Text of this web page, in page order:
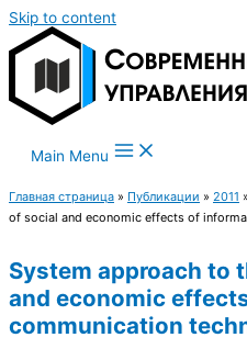
Skip to content
Main Menu
Главная страница » Публикации » 2011 »
of social and economic effects of
System approach to
and economic
communication